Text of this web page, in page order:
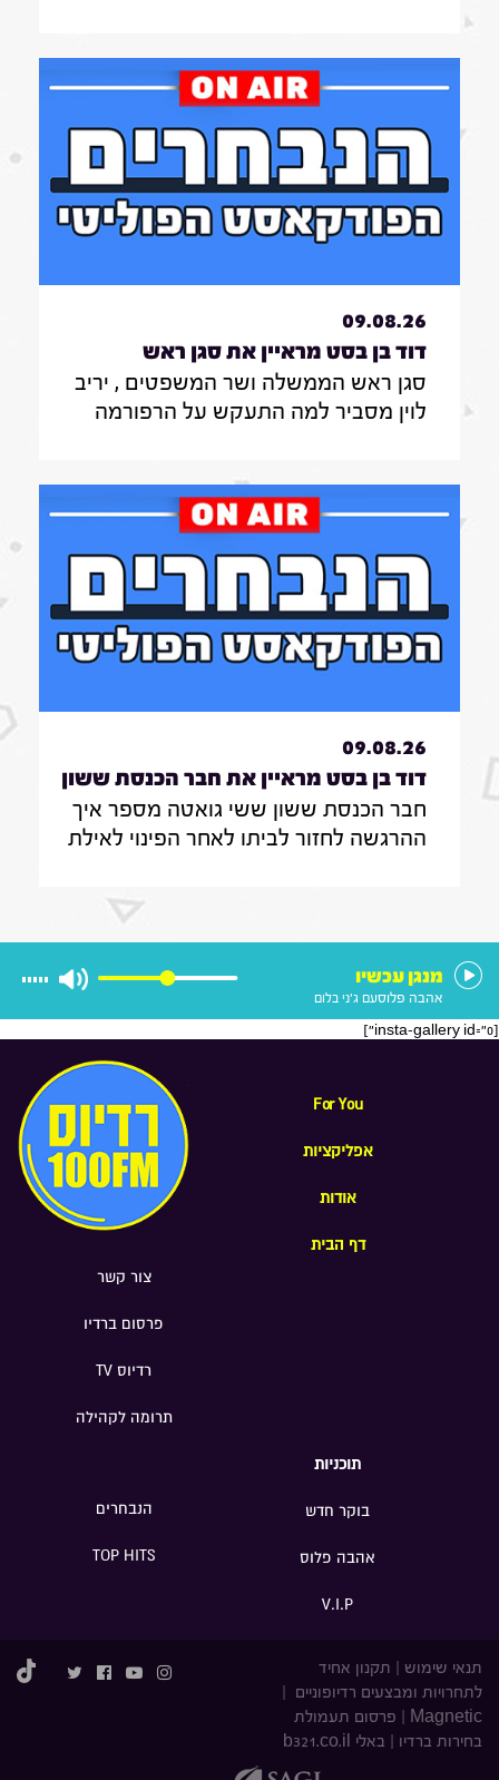
חרדים בוועדת הכספים
09.08.26
דוד בן בסט מראיין את סגן ראש
הממשלה ושר המשפטים , יריב
לוין|7.8.26
סגן ראש הממשלה ושר המשפטים , יריב
לוין מסביר למה התעקש על הרפורמה
שותפה לממשלה בראשות הליכוד
09.08.26
דוד בן בסט מראיין את חבר הכנסת ששון
ששי גואטה|7.8.26
חבר הכנסת ששון ששי גואטה מספר איך
ההרגשה לחזור לביתו לאחר הפינוי לאילת
הפרוטקשן שמאיימת על עסקים ברחבי
מנגן עכשיו
אהבה פלוסעם ג'ני בלום
[insta-gallery id="0"]
For You
אפליקציות
אודות
דף הבית
צור קשר
פרסום ברדיו
רדיוס TV
תרומה לקהילה
תוכניות
בוקר חדש
אהבה פלוס
V.I.P
הנבחרים
TOP HITS
תנאי שימוש
תקנון אחיד
לתחרויות ומבצעים רדיופוניים
Magnetic
פרסום תעמולת
בחירות ברדיו
באלי b321.co.il